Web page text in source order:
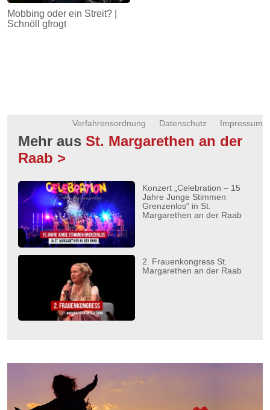
Mobbing oder ein Streit? |
Schnöll gfrogt
Impressum
Datenschutz
Verfahrensordnung
Mehr aus St. Margarethen an der
Raab >
Konzert „Celebration – 15
Jahre Junge Stimmen
Grenzenlos“ in St.
Margarethen an der Raab
2. Frauenkongress St.
Margarethen an der Raab